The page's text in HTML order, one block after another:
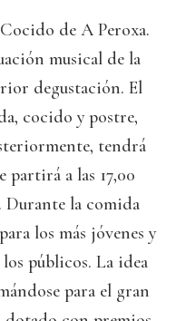
de A Peroxa.
musical de la
degustación. El
cocido y postre,
tendrá
partirá a las 17,00
Durante la comida
los más jóvenes y
públicos. La idea
para el gran